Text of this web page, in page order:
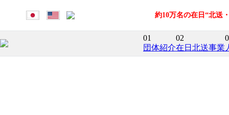
約10万名の在日“北送
01
団体紹介
02
在日北送事業